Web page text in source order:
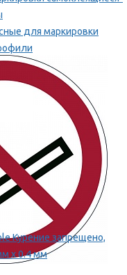
для маркировки
Курение запрещено,
х 0.4 мм